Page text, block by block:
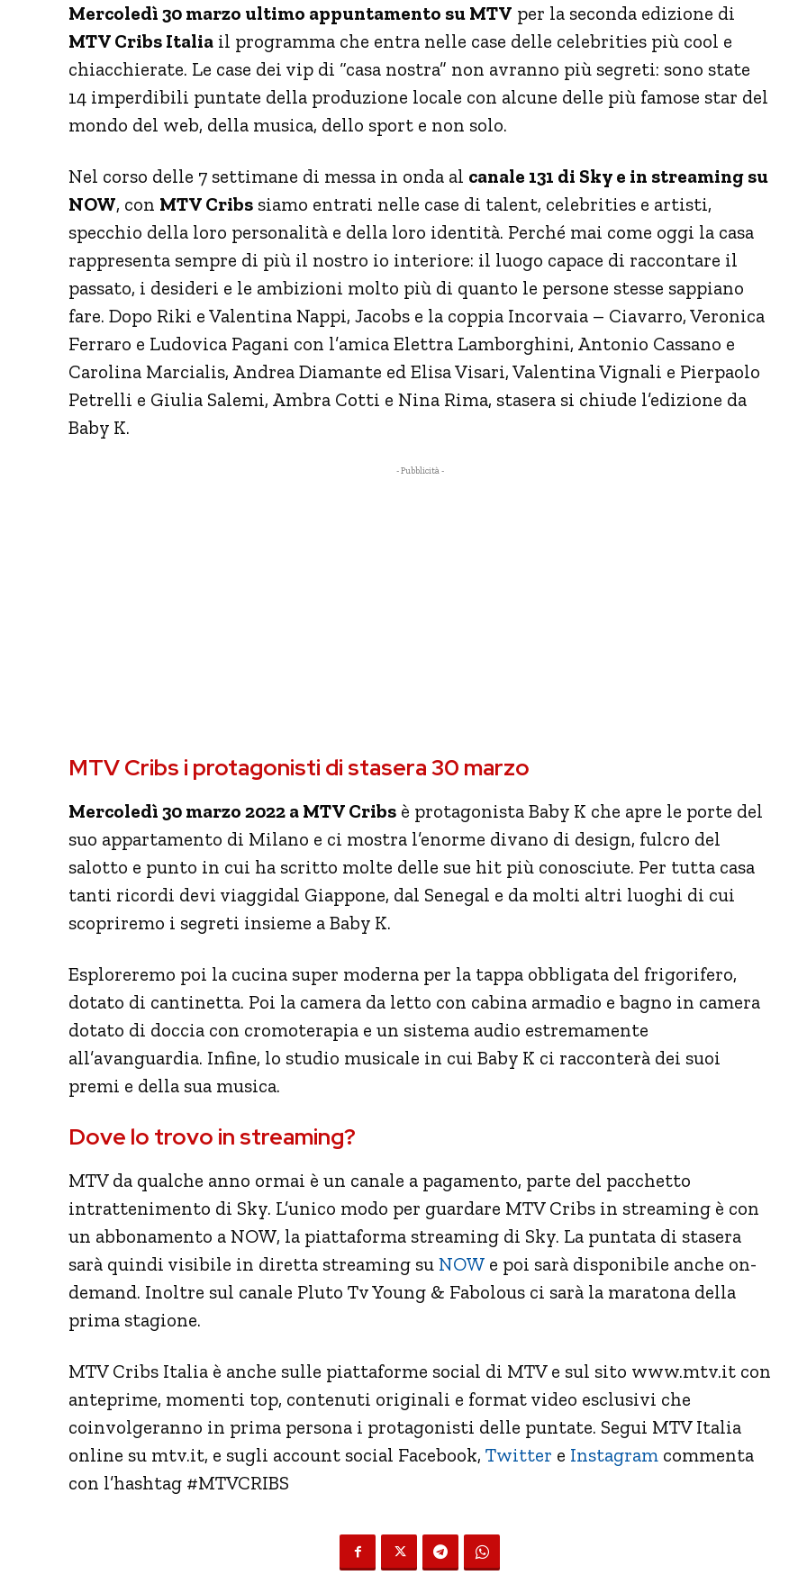
Mercoledì 30 marzo ultimo appuntamento su MTV per la seconda edizione di
MTV Cribs Italia il programma che entra nelle case delle celebrities più cool e
chiacchierate. Le case dei vip di “casa nostra” non avranno più segreti: sono state
14 imperdibili puntate della produzione locale con alcune delle più famose star del
mondo del web, della musica, dello sport e non solo.
Nel corso delle 7 settimane di messa in onda al canale 131 di Sky e in streaming su
NOW, con MTV Cribs siamo entrati nelle case di talent, celebrities e artisti,
specchio della loro personalità e della loro identità. Perché mai come oggi la casa
rappresenta sempre di più il nostro io interiore: il luogo capace di raccontare il
passato, i desideri e le ambizioni molto più di quanto le persone stesse sappiano
fare. Dopo Riki e Valentina Nappi, Jacobs e la coppia Incorvaia – Ciavarro, Veronica
Ferraro e Ludovica Pagani con l’amica Elettra Lamborghini, Antonio Cassano e
Carolina Marcialis, Andrea Diamante ed Elisa Visari, Valentina Vignali e Pierpaolo
Petrelli e Giulia Salemi, Ambra Cotti e Nina Rima, stasera si chiude l’edizione da
Baby K.
- Pubblicità -
MTV Cribs i protagonisti di stasera 30 marzo
Mercoledì 30 marzo 2022 a MTV Cribs è protagonista Baby K che apre le porte del
suo appartamento di Milano e ci mostra l’enorme divano di design, fulcro del
salotto e punto in cui ha scritto molte delle sue hit più conosciute. Per tutta casa
tanti ricordi devi viaggidal Giappone, dal Senegal e da molti altri luoghi di cui
scopriremo i segreti insieme a Baby K.
Esploreremo poi la cucina super moderna per la tappa obbligata del frigorifero,
dotato di cantinetta. Poi la camera da letto con cabina armadio e bagno in camera
dotato di doccia con cromoterapia e un sistema audio estremamente
all’avanguardia. Infine, lo studio musicale in cui Baby K ci racconterà dei suoi
premi e della sua musica.
Dove lo trovo in streaming?
MTV da qualche anno ormai è un canale a pagamento, parte del pacchetto
intrattenimento di Sky. L’unico modo per guardare MTV Cribs in streaming è con
un abbonamento a NOW, la piattaforma streaming di Sky. La puntata di stasera
sarà quindi visibile in diretta streaming su NOW e poi sarà disponibile anche on-
demand. Inoltre sul canale Pluto Tv Young & Fabolous ci sarà la maratona della
prima stagione.
MTV Cribs Italia è anche sulle piattaforme social di MTV e sul sito www.mtv.it con
anteprime, momenti top, contenuti originali e format video esclusivi che
coinvolgeranno in prima persona i protagonisti delle puntate. Segui MTV Italia
online su mtv.it, e sugli account social Facebook, Twitter e Instagram commenta
con l’hashtag #MTVCRIBS